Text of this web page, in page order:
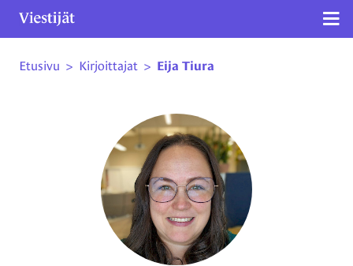
Siirry sivun sisältöön
Etusivu > Kirjoittajat > Eija Tiura